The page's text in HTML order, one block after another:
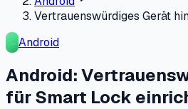
Vertrauenswürdiges Gerät
Android
Android:
für Smart Lock